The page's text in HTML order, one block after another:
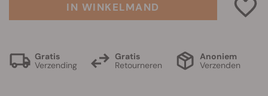
IN WINKELMAND
Gratis
Verzending
Gratis
Retourneren
Anoniem
Verzenden